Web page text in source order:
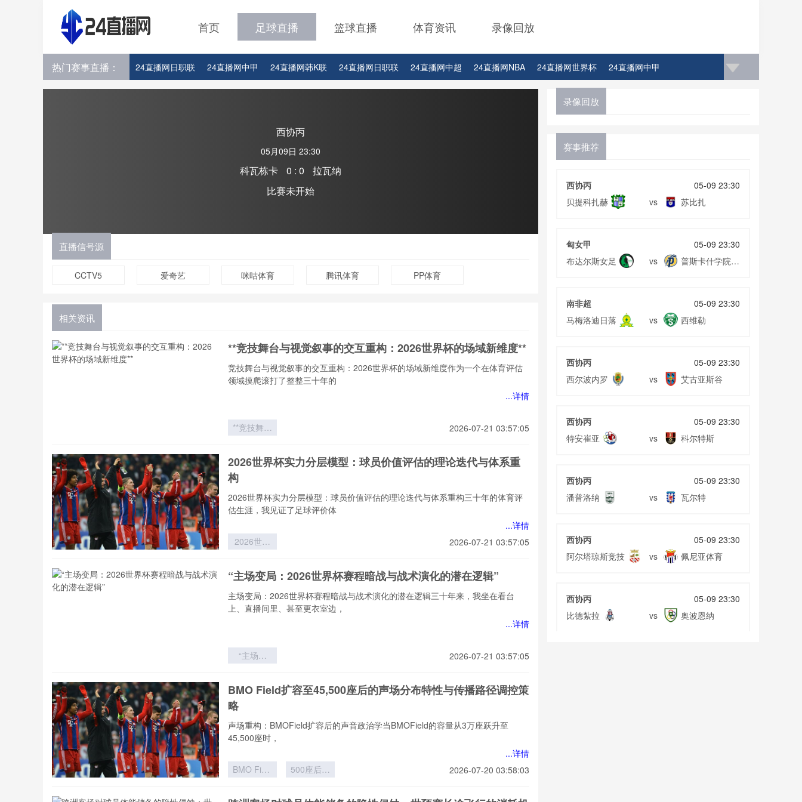
首页 足球直播 篮球直播 体育资讯 录像回放
热门赛事直播： 24直播网日职联 24直播网中甲 24直播网韩K联 24直播网日职联 24直播网中超 24直播网NBA 24直播网世界杯 24直播网中甲
西协丙
05月09日 23:30
科瓦栋卡 0 : 0
拉瓦纳
比赛未开始
直播信号源
CCTV5 爱奇艺 咪咕体育 腾讯体育 PP体育
相关资讯
**竞技舞台与视觉叙事的交互重构：2026世界杯的场域新维度**
竞技舞台与视觉叙事的交互重构：2026世界杯的场域新维度作为一个在体育评估
领域摸爬滚打了整整三十年的
...详情
**竞技舞台
构：2026
世界杯的场
2026-07-21 03:57:05
2026世界杯实力分层模型：球员价值评估的理论迭代与体系重
构
2026世界杯实力分层模型：球员价值评估的理论迭代与体系重构三十年的体育评
估生涯，我见证了足球评价体
...详情
2026世界
价值评估的
理论迭代与
体系重构
2026-07-21 03:57:05
“主场变局：2026世界杯赛程暗战与战术演化的潜在逻辑”
主场变局：2026世界杯赛程暗战与战术演化的潜在逻辑三十年来，我坐在看台
上、直播间里、甚至更衣室边，
...详情
“主场变
暗战与战术
演化的潜在
2026-07-21 03:57:05
BMO Field扩容至45,500座后的声场分布特性与传播路径调控策
略
声场重构：BMOField扩容后的声音政治学当BMOField的容量从3万座跃升至
45,500座时，
...详情
BMO Field
扩容至45
500座后的
2026-07-20 03:58:03
录像回放
赛事推荐
西协丙
05-09 23:30
贝提科扎赫
vs 苏比扎
匈女甲
05-09 23:30
布达尔斯女足
vs
普斯卡什学院女
南非超
05-09 23:30
马梅洛迪日落
vs 西维勒
西协丙
05-09 23:30
西尔波内罗
vs 艾古亚斯谷
西协丙
05-09 23:30
特安崔亚
vs 科尔特斯
西协丙
05-09 23:30
潘普洛纳
vs 瓦尔特
西协丙
05-09 23:30
阿尔塔琼斯竞技
vs 佩尼亚体育
西协丙
05-09 23:30
比德紮拉
vs 奥波恩纳